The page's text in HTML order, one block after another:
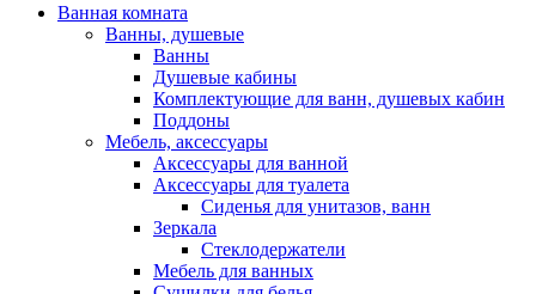
Ванная комната
Ванны, душевые
Ванны
Душевые кабины
Комплектующие для ванн, душевых кабин
Поддоны
Мебель, аксессуары
Аксессуары для ванной
Аксессуары для туалета
Сиденья для унитазов, ванн
Зеркала
Стеклодержатели
Мебель для ванных